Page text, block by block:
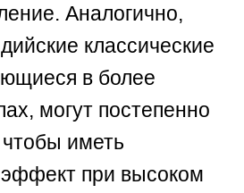
Аналогично,
классические
в более
могут постепенно
иметь
при высоком